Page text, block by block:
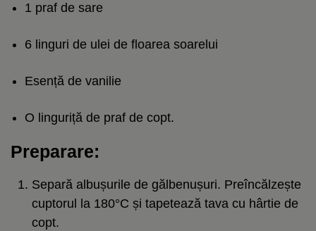
1 praf de sare
6 linguri de ulei de floarea soarelui
Esență de vanilie
O linguriță de praf de copt.
Preparare:
Separă albușurile de gălbenușuri. Preîncălzește
cuptorul la 180°C și tapetează tava cu hârtie de
copt.